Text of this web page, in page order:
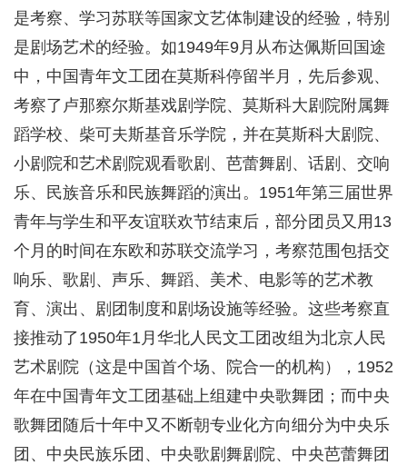
是考察、学习苏联等国家文艺体制建设的经验，特别
是剧场艺术的经验。如1949年9月从布达佩斯回国途
中，中国青年文工团在莫斯科停留半月，先后参观、
考察了卢那察尔斯基戏剧学院、莫斯科大剧院附属舞
蹈学校、柴可夫斯基音乐学院，并在莫斯科大剧院、
小剧院和艺术剧院观看歌剧、芭蕾舞剧、话剧、交响
乐、民族音乐和民族舞蹈的演出。1951年第三届世界
青年与学生和平友谊联欢节结束后，部分团员又用13
个月的时间在东欧和苏联交流学习，考察范围包括交
响乐、歌剧、声乐、舞蹈、美术、电影等的艺术教
育、演出、剧团制度和剧场设施等经验。这些考察直
接推动了1950年1月华北人民文工团改组为北京人民
艺术剧院（这是中国首个场、院合一的机构），1952
年在中国青年文工团基础上组建中央歌舞团；而中央
歌舞团随后十年中又不断朝专业化方向细分为中央乐
团、中央民族乐团、中央歌剧舞剧院、中央芭蕾舞团